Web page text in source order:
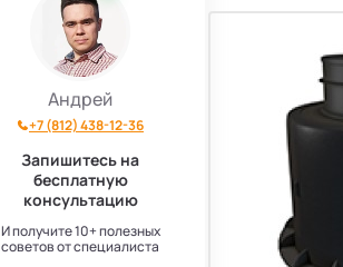
Андрей
+7 (812) 438-12-36
Запишитесь на
бесплатную
консультацию
И получите 10+ полезных
советов от специалиста